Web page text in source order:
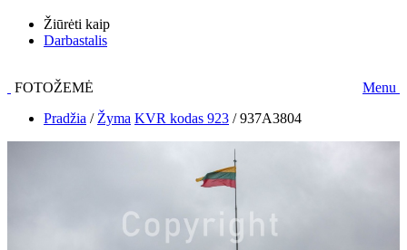
Žiūrėti kaip
Darbastalis
FOTOŽEMĖ
Menu
Pradžia / Žyma KVR kodas 923 /937A3804